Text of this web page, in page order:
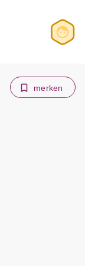
Registrieren
merken